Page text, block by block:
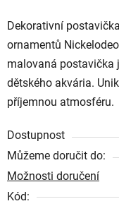
Dekorativní
ornamentů
malovaná postavička
dětského akvária.
příjemnou atmosféru.
Dostupnost
Můžeme doručit do:
Možnosti doručení
Kód: